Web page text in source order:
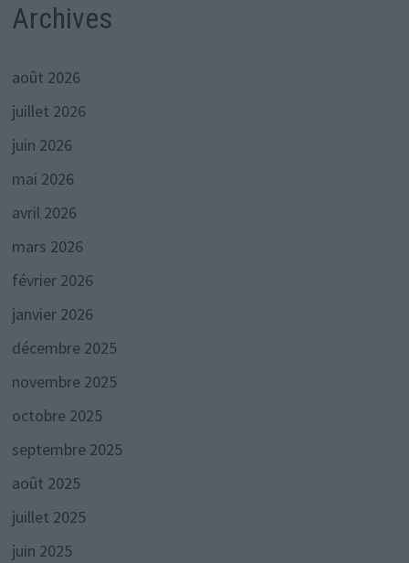
Archives
août 2026
juillet 2026
juin 2026
mai 2026
avril 2026
mars 2026
février 2026
janvier 2026
décembre 2025
novembre 2025
octobre 2025
septembre 2025
août 2025
juillet 2025
juin 2025